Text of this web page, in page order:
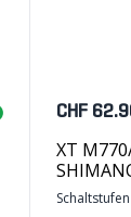
CHF
XT